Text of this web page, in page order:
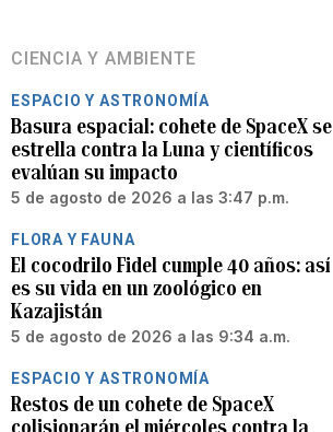
CIENCIA Y AMBIENTE
ESPACIO Y ASTRONOMÍA
Basura espacial: cohete de SpaceX se
estrella contra la Luna y científicos
evalúan su impacto
5 de agosto de 2026 a las 3:47 p.m.
FLORA Y FAUNA
El cocodrilo Fidel cumple 40 años: así
es su vida en un zoológico en
Kazajistán
5 de agosto de 2026 a las 9:34 a.m.
ESPACIO Y ASTRONOMÍA
Restos de un cohete de SpaceX
colisionarán el miércoles contra la